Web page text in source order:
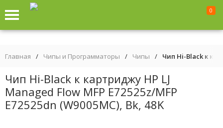
0
Главная / Чипы и Программаторы / Чипы / Чип Hi-Black к
Чип Hi-Black к картриджу HP LJ
Managed Flow MFP E72525z/MFP
E72525dn (W9005MC), Bk, 48K